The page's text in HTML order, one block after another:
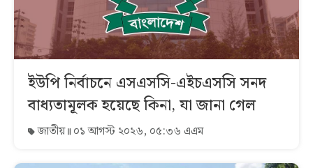
ইউপি নির্বাচনে এসএসসি-এইচএসসি সনদ
বাধ্যতামূলক হয়েছে কিনা, যা জানা গেল
জাতীয় ০১ আগস্ট ২০২৬, ০৫:৩৬ এএম